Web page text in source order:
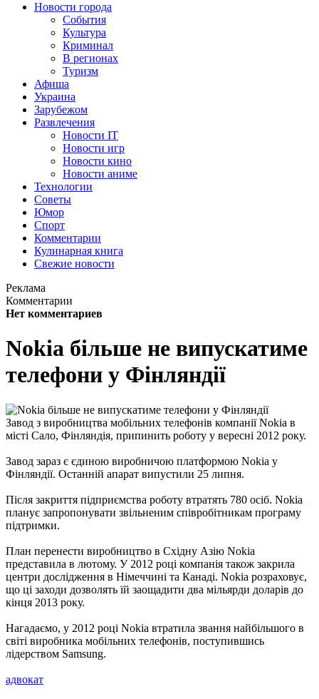
Новости города
События
Культура
Криминал
В регионах
Туризм
Афиша
Украина
Зарубежом
Развлечения
Новости IT
Новости игр
Новости кино
Новости аниме
Технологии
Советы
Юмор
Спорт
Комментарии
Кулинарная книга
Свежие новости
Реклама
Комментарии
Нет комментариев
Nokia більше не випускатиме
телефони у Фінляндії
Завод з виробництва мобільних телефонів компанії Nokia в
місті Сало, Фінляндія, припинить роботу у вересні 2012 року.
Завод зараз є єдиною виробничою платформою Nokia у
Фінляндії. Останній апарат випустили 25 липня.
Після закриття підприємства роботу втратять 780 осіб. Nokia
планує запропонувати звільненим співробітникам програму
підтримки.
План перенести виробництво в Східну Азію Nokia
представила в лютому. У 2012 році компанія також закрила
центри дослідження в Німеччині та Канаді. Nokia розраховує,
що ці заходи дозволять їй заощадити два мільярди доларів до
кінця 2013 року.
Нагадаємо, у 2012 році Nokia втратила звання найбільшого в
світі виробника мобільних телефонів, поступившись
лідерством Samsung.
адвокат